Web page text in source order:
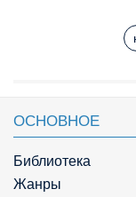
ОСНОВНОЕ
Библиотека
Жанры